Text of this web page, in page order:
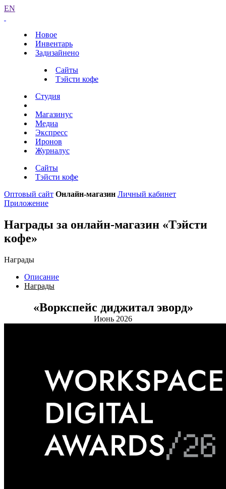
EN
Новое
Инвентарь
Задизайнено
Сайты
Тэйсти кофе
Студия
Магазинус
Медиа
Экспресс
Иронов
Журналус
Сайты
Тэйсти кофе
Оптовый сайт Онлайн-магазин Личный кабинет
Приложение
Награды за онлайн-магазин «Тэйсти
кофе»
Награды
Описание
Награды
«Воркспейс диджитал эворд»
Июнь 2026